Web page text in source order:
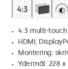
4:3 multi-
HDMI,
Montering:
Ydermål: 228 x